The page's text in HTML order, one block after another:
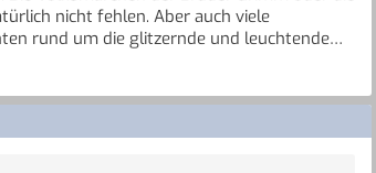
nicht fehlen. Aber auch viele
rund um die glitzernde und leuchtende
besonderen Begleiter in der